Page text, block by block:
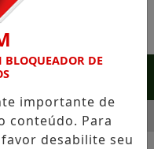
HECTARES UNE ALTA
BLOQUEADOR DE
importante de
conteúdo. Para
desabilite seu